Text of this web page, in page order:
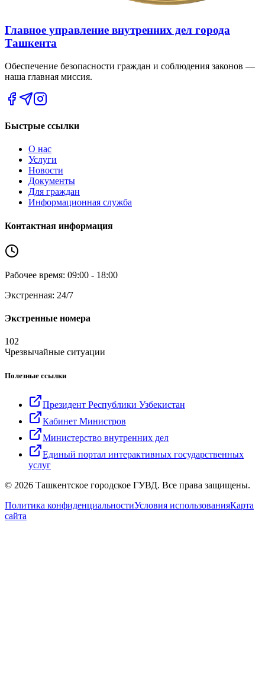
Главное управление внутренних дел города
Ташкента
Обеспечение безопасности граждан и соблюдения законов —
наша главная миссия.
Быстрые ссылки
О нас
Услуги
Новости
Документы
Для граждан
Информационная служба
Контактная информация
Рабочее время: 09:00 - 18:00
Экстренная: 24/7
Экстренные номера
102
Чрезвычайные ситуации
Полезные ссылки
Президент Республики Узбекистан
Кабинет Министров
Министерство внутренних дел
Единый портал интерактивных государственных
услуг
© 2026 Ташкентское городское ГУВД. Все права защищены.
Политика конфиденциальностиУсловия использованияКарта
сайта